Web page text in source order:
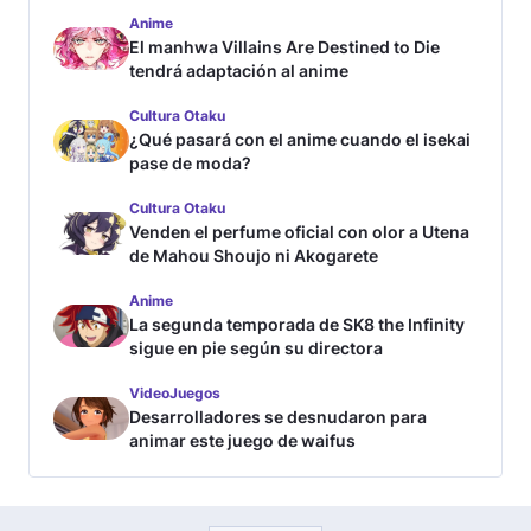
Anime
El manhwa Villains Are Destined to Die
tendrá adaptación al anime
Cultura Otaku
¿Qué pasará con el anime cuando el isekai
pase de moda?
Cultura Otaku
Venden el perfume oficial con olor a Utena
de Mahou Shoujo ni Akogarete
Anime
La segunda temporada de SK8 the Infinity
sigue en pie según su directora
VideoJuegos
Desarrolladores se desnudaron para
animar este juego de waifus